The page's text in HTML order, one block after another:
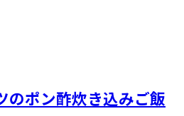
のポン酢炊き込みご飯